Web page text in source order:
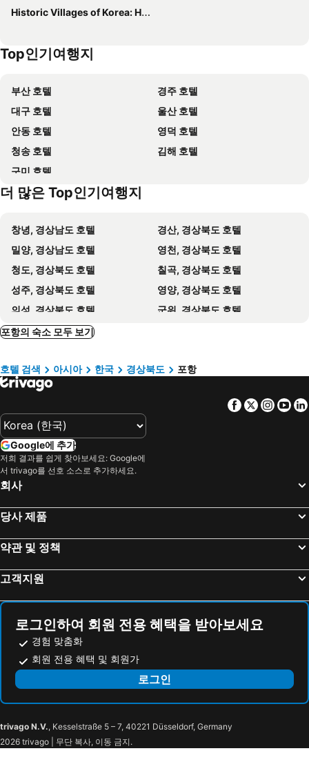
더세븐호텔 포항
Gyeongju Bellus Rose Pension
Vallas Hotel & Guest House
Gyeongju Eurovil Pension
Pohang Yeongildae Beach Hotel
Pohang Haru Hotel
스타 모텔
Le Pavilion Pool Villa
World House Hotel
Yj Pension
Pohang Eco
해밀터 펜션
Pohang Jukdo Market 11avenue
Pohang Etoile Poolvilla
포항 미르 펜션
Hotel 701
Pohang Sea Castle Pension
Hotel Palace
투썸 호텔
플레이호텔
The Good People
Max Motel
포항 넘버25 대잠동
Breaktime Hotel
와우모텔
Comport Hotel
Green Motel
H Avenue Pohang Posco Daero
경주 한옥펜타운 펜션
경주 더플레이스 펜션
Ramada Encore At Pohang
Le Idea Hotel
Historic Villages of Korea: Hahoe and Yangdong
Top인기여행지
부산 호텔
경주 호텔
대구 호텔
울산 호텔
안동 호텔
영덕 호텔
청송 호텔
김해 호텔
구미 호텔
더 많은 Top인기여행지
창녕, 경상남도 호텔
경산, 경상북도 호텔
밀양, 경상남도 호텔
영천, 경상북도 호텔
청도, 경상북도 호텔
칠곡, 경상북도 호텔
성주, 경상북도 호텔
영양, 경상북도 호텔
의성, 경상북도 호텔
군위, 경상북도 호텔
경주, 경상북도 호텔
안동, 경상북도 호텔
영덕, 경상북도 호텔
단양, 충청북도 호텔
부산, 경상남도 호텔
제주시, 제주도 호텔
강릉, 강원도 호텔
인천, 경기도 호텔
포항의 숙소 모두 보기
호텔 검색 아시아 한국 경상북도 포항
Facebook
Twitter
Google에 추가
저희 결과를 쉽게 찾아보세요: Google에
서 trivago를 선호 소스로 추가하세요.
회사
당사 제품
약관 및 정책
고객지원
로그인하여 회원 전용 혜택을 받아보세요
경험 맞춤화
회원 전용 혜택 및 회원가
로그인
trivago N.V., Kesselstraße 5 – 7, 40221 Düsseldorf, Germany
2026 trivago | 무단 복사, 이동 금지.